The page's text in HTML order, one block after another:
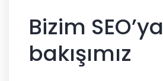
Bizim SEO’ya
bakışımız